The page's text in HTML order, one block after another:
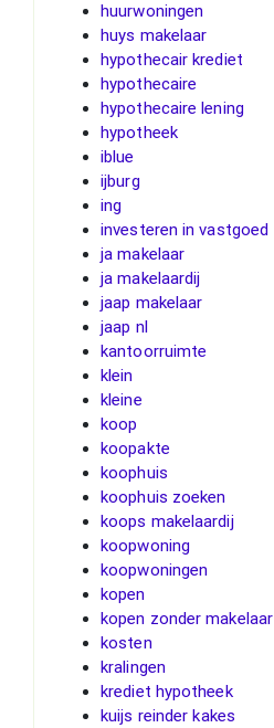
huurwoningen
huys makelaar
hypothecair krediet
hypothecaire
hypothecaire lening
hypotheek
iblue
ijburg
ing
investeren in vastgoed
ja makelaar
ja makelaardij
jaap makelaar
jaap nl
kantoorruimte
klein
kleine
koop
koopakte
koophuis
koophuis zoeken
koops makelaardij
koopwoning
koopwoningen
kopen
kopen zonder makelaar
kosten
kralingen
krediet hypotheek
kuijs reinder kakes